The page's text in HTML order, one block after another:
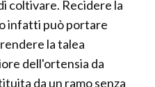
coltivare. Recidere la
infatti può portare
la talea
dell'ortensia da
da un ramo senza